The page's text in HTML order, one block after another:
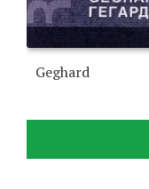
Geghard